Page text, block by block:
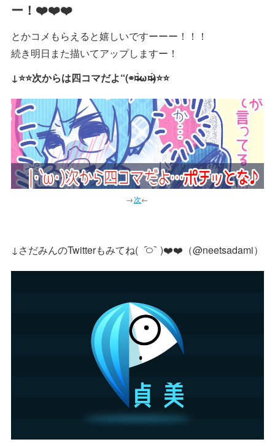
ー！❤️❤️❤️
とかコメもらえると嬉しいですーーー！！！
続き明日また描いてアップしますー！
↓⭐️⭐️次からは四コマだよ“(⌯¤̴̶̷̀ω¤̴̶̷́)⭐️⭐️
→次←
↓さだみんのTwitterもみてね( ᷇࿀ ᷆ )❤️❤️（@neetsadami）